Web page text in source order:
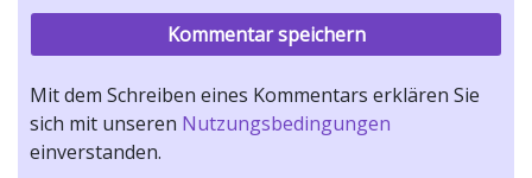
Mit dem Schreiben eines Kommentars erklären Sie
sich mit unseren Nutzungsbedingungen
einverstanden.